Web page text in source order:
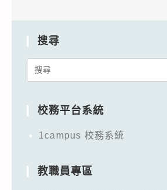
搜尋
Search
校務平台系統
1campus 校務系統
教職員專區